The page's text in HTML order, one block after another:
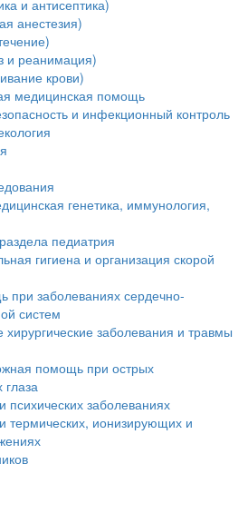
и антисептика)
анестезия)
и реанимация)
крови)
медицинская помощь
и инфекционный контроль
генетика, иммунология,
педиатрия
гигиена и организация скорой
заболеваниях сердечно-
систем
заболевания и травмы
помощь при острых
глаза
заболеваниях
ионизирующих и